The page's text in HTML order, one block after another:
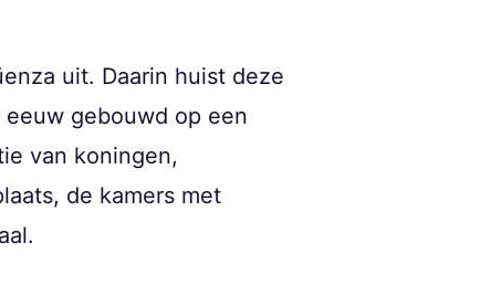
uit. Daarin huist deze
gebouwd op een
van koningen,
de kamers met